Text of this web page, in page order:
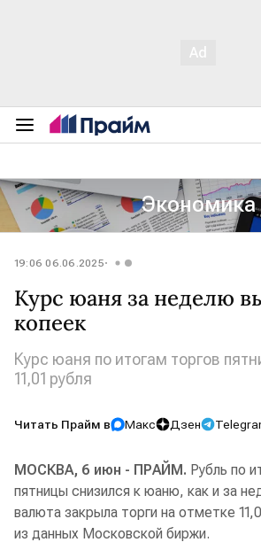
Экономика
19:06 06.06.2025
Курс юаня за неделю
копеек
Курс юаня по итогам торгов
11,01 рубля
Читать Прайм в Макс Дзен
МОСКВА, 6 июн - ПРАЙМ. Рубль по
пятницы снизился к юаню, как и за
валюта закрыла торги на отметке
из данных Московской биржи.